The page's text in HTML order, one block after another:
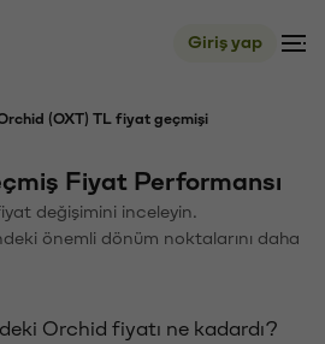
Giriş yap
(OXT) TL fiyat geçmişi
Fiyat Performansı
değişimini inceleyin.
önemli dönüm noktalarını daha
Orchid fiyatı ne kadardı?